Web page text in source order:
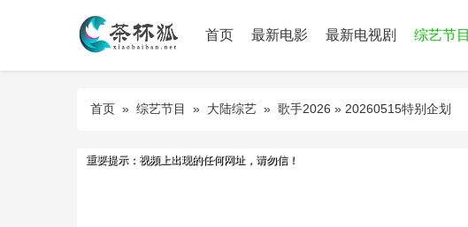
首页 最新电影 最新电视剧 综艺节目
首页 » 综艺节目 » 大陆综艺 » 歌手2026 » 20260515特别企划